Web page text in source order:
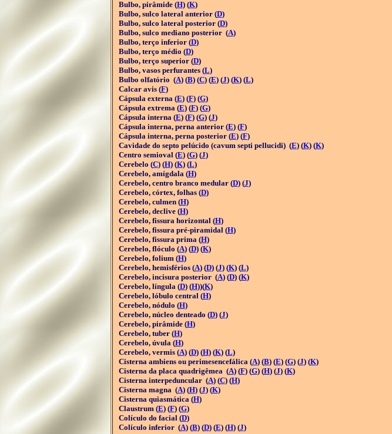
Bulbo, pirâmide (H) (K)
Bulbo, sulco lateral anterior (D)
Bulbo, sulco lateral posterior (D)
Bulbo, sulco mediano posterior (A)
Bulbo, terço inferior (D)
Bulbo, terço médio (D)
Bulbo, terço superior (D)
Bulbo, vasos perfurantes (L)
Bulbo olfatório (A) (B) (C) (E) (J) (K) (L)
Calcar avis (F)
Cápsula externa (E) (F) (G)
Cápsula extrema (E) (F) (G)
Cápsula interna (E) (F) (G) (J)
Cápsula interna, perna anterior (E) (F)
Cápsula interna, perna posterior (E) (F)
Cavidade do septo pelúcido (cavum septi pellucidi) (E) (K) (K)
Centro semioval (E) (G) (J)
Cerebelo (C) (H) (K) (L)
Cerebelo, amígdala (H)
Cerebelo, centro branco medular (D) (J)
Cerebelo, córtex, folhas (D)
Cerebelo, culmen (H)
Cerebelo, declive (H)
Cerebelo, fissura horizontal (H)
Cerebelo, fissura pré-piramidal (H)
Cerebelo, fissura prima (H)
Cerebelo, flóculo (A) (D) (K)
Cerebelo, folium (H)
Cerebelo, hemisférios (A) (D) (J) (K) (L)
Cerebelo, incisura posterior (A) (D) (K)
Cerebelo, língula (D) (H))(K)
Cerebelo, lóbulo central (H)
Cerebelo, nódulo (H)
Cerebelo, núcleo denteado (D) (J)
Cerebelo, pirâmide (H)
Cerebelo, tuber (H)
Cerebelo, úvula (H)
Cerebelo, vermis (A) (D) (H) (K) (L)
Cisterna ambiens ou perimesencefálica (A) (B) (E) (G) (J) (K)
Cisterna da placa quadrigêmea (A) (F) (G) (H) (J) (K)
Cisterna interpeduncular (A) (C) (H)
Cisterna magna (A) (H) (J) (K)
Cisterna quiasmática (H)
Claustrum (E) (F) (G)
Colículo do facial (D)
Colículo inferior (A) (B) (D) (E) (H) (J)